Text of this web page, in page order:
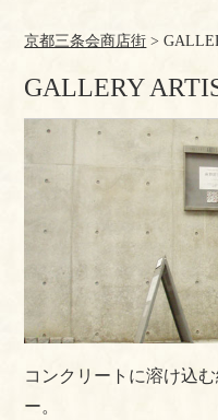
京都三条会商店街 >
GALLERY
コンクリートに溶け込
ー。